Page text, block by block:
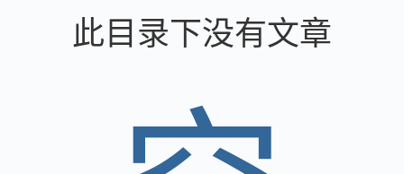
此目录下没有文章